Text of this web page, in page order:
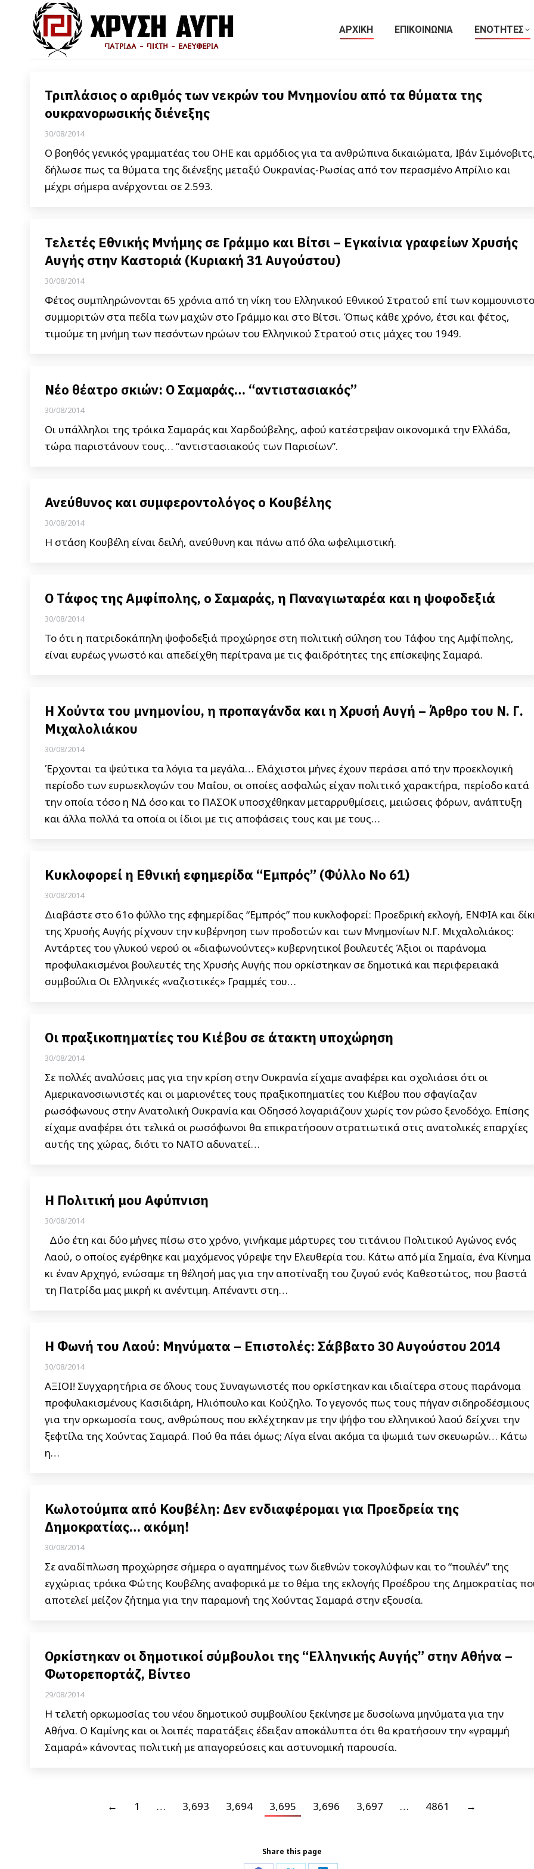
ΑΡΧΙΚΗ ΕΠΙΚΟΙΝΩΝΙΑ ΕΝΟΤΗΤΕΣ
Τριπλάσιος ο αριθμός των νεκρών του Μνημονίου από τα θύματα της
ουκρανορωσικής διένεξης
30/08/2014
Ο βοηθός γενικός γραμματέας του ΟΗΕ και αρμόδιος για τα ανθρώπινα δικαιώματα, Ιβάν
δήλωσε πως τα θύματα της διένεξης μεταξύ Ουκρανίας-Ρωσίας από τον περασμένο Απρίλιο και
μέχρι σήμερα ανέρχονται σε 2.593.
Τελετές Εθνικής Μνήμης σε Γράμμο και Βίτσι – Εγκαίνια γραφείων Χρυσής
Αυγής στην Καστοριά (Κυριακή 31 Αυγούστου)
30/08/2014
Φέτος συμπληρώνονται 65 χρόνια από τη νίκη του Ελληνικού Εθνικού Στρατού επί των
συμμοριτών στα πεδία των μαχών στο Γράμμο και στο Βίτσι. Όπως κάθε χρόνο, έτσι και φέτος,
τιμούμε τη μνήμη των πεσόντων ηρώων του Ελληνικού Στρατού στις μάχες του 1949.
Νέο θέατρο σκιών: Ο Σαμαράς… “αντιστασιακός”
30/08/2014
Οι υπάλληλοι της τρόικα Σαμαράς και Χαρδούβελης, αφού κατέστρεψαν οικονομικά την Ελλάδα,
τώρα παριστάνουν τους… “αντιστασιακούς των Παρισίων”.
Ανεύθυνος και συμφεροντολόγος ο Κουβέλης
30/08/2014
Η στάση Κουβέλη είναι δειλή, ανεύθυνη και πάνω από όλα ωφελιμιστική.
Ο Τάφος της Αμφίπολης, ο Σαμαράς, η Παναγιωταρέα και η ψοφοδεξιά
30/08/2014
Το ότι η πατριδοκάπηλη ψοφοδεξιά προχώρησε στη πολιτική σύληση του Τάφου της Αμφίπολης,
είναι ευρέως γνωστό και απεδείχθη περίτρανα με τις φαιδρότητες της επίσκεψης Σαμαρά.
Η Χούντα του μνημονίου, η προπαγάνδα και η Χρυσή Αυγή – Άρθρο του Ν. Γ.
Μιχαλολιάκου
30/08/2014
Έρχονται τα ψεύτικα τα λόγια τα μεγάλα… Ελάχιστοι μήνες έχουν περάσει από την προεκλογική
περίοδο των ευρωεκλογών του Μαΐου, οι οποίες ασφαλώς είχαν πολιτικό χαρακτήρα, περίοδο κατά
την οποία τόσο η ΝΔ όσο και το ΠΑΣΟΚ υποσχέθηκαν μεταρρυθμίσεις, μειώσεις φόρων, ανάπτυξη
και άλλα πολλά τα οποία οι ίδιοι με τις αποφάσεις τους και με τους…
Κυκλοφορεί η Εθνική εφημερίδα “Εμπρός” (Φύλλο Νο 61)
30/08/2014
Διαβάστε στο 61ο φύλλο της εφημερίδας “Εμπρός” που κυκλοφορεί: Προεδρική εκλογή, ΕΝΦΙΑ και
της Χρυσής Αυγής ρίχνουν την κυβέρνηση των προδοτών και των Μνημονίων N.Γ. Μιχαλολιάκος:
Αντάρτες του γλυκού νερού οι «διαφωνούντες» κυβερνητικοί βουλευτές Άξιοι οι παράνομα
προφυλακισμένοι βουλευτές της Χρυσής Αυγής που ορκίστηκαν σε δημοτικά και περιφερειακά
συμβούλια Οι Ελληνικές «ναζιστικές» Γραμμές του…
Οι πραξικοπηματίες του Κιέβου σε άτακτη υποχώρηση
30/08/2014
Σε πολλές αναλύσεις μας για την κρίση στην Ουκρανία είχαμε αναφέρει και σχολιάσει ότι οι
Αμερικανοσιωνιστές και οι μαριονέτες τους πραξικοπηματίες του Κιέβου που σφαγίαζαν
ρωσόφωνους στην Ανατολική Ουκρανία και Οδησσό λογαριάζουν χωρίς τον ρώσο ξενοδόχο. Επίσης
είχαμε αναφέρει ότι τελικά οι ρωσόφωνοι θα επικρατήσουν στρατιωτικά στις ανατολικές επαρχίες
αυτής της χώρας, διότι το ΝΑΤΟ αδυνατεί…
Η Πολιτική μου Αφύπνιση
30/08/2014
Δύο έτη και δύο μήνες πίσω στο χρόνο, γινήκαμε μάρτυρες του τιτάνιου Πολιτικού Αγώνος ενός
Λαού, ο οποίος εγέρθηκε και μαχόμενος γύρεψε την Ελευθερία του. Κάτω από μία Σημαία, ένα Κίνημα
κι έναν Αρχηγό, ενώσαμε τη θέλησή μας για την αποτίναξη του ζυγού ενός Καθεστώτος, που βαστά
τη Πατρίδα μας μικρή κι ανέντιμη. Απέναντι στη…
Η Φωνή του Λαού: Μηνύματα – Επιστολές: Σάββατο 30 Αυγούστου 2014
30/08/2014
ΑΞΙΟΙ! Συγχαρητήρια σε όλους τους Συναγωνιστές που ορκίστηκαν και ιδιαίτερα στους παράνομα
προφυλακισμένους Κασιδιάρη, Ηλιόπουλο και Κούζηλο. Το γεγονός πως τους πήγαν σιδηροδέσμιους
για την ορκωμοσία τους, ανθρώπους που εκλέχτηκαν με την ψήφο του ελληνικού λαού δείχνει την
ξεφτίλα της Χούντας Σαμαρά. Πού θα πάει όμως; Λίγα είναι ακόμα τα ψωμιά των σκευωρών… Κάτω
η…
Κωλοτούμπα από Κουβέλη: Δεν ενδιαφέρομαι για Προεδρεία της
Δημοκρατίας… ακόμη!
30/08/2014
Σε αναδίπλωση προχώρησε σήμερα ο αγαπημένος των διεθνών τοκογλύφων και το “πουλέν” της
εγχώριας τρόικα Φώτης Κουβέλης αναφορικά με το θέμα της εκλογής Προέδρου της Δημοκρατίας
αποτελεί μείζον ζήτημα για την παραμονή της Χούντας Σαμαρά στην εξουσία.
Ορκίστηκαν οι δημοτικοί σύμβουλοι της “Ελληνικής Αυγής” στην Αθήνα –
Φωτορεπορτάζ, Βίντεο
29/08/2014
Η τελετή ορκωμοσίας του νέου δημοτικού συμβουλίου ξεκίνησε με δυσοίωνα μηνύματα για την
Αθήνα. Ο Καμίνης και οι λοιπές παρατάξεις έδειξαν αποκάλυπτα ότι θα κρατήσουν την «γραμμή
Σαμαρά» κάνοντας πολιτική με απαγορεύσεις και αστυνομική παρουσία.
← 1 … 3,693 3,694 3,695 3,696 3,697 … 4861 →
Share this page